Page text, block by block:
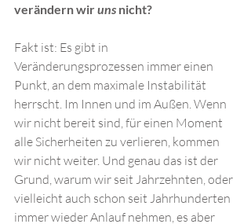
verändern wir uns nicht?
Fakt ist: Es gibt in
Veränderungsprozessen immer einen
Punkt, an dem maximale Instabilität
herrscht. Im Innen und im Außen. Wenn
wir nicht bereit sind, für einen Moment
alle Sicherheiten zu verlieren, kommen
wir nicht weiter. Und genau das ist der
Grund, warum wir seit Jahrzehnten, oder
vielleicht auch schon seit Jahrhunderten
immer wieder Anlauf nehmen, es aber